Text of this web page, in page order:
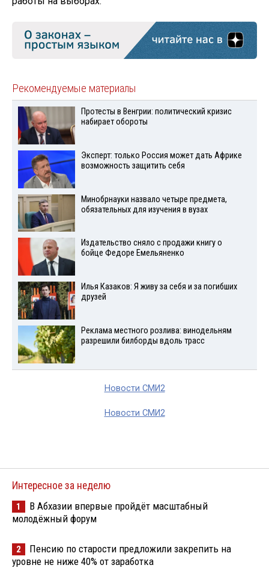
Рекомендуемые материалы
Протесты в Венгрии: политический кризис
набирает обороты
Эксперт: только Россия может дать Африке
возможность защитить себя
Минобрнауки назвало четыре предмета,
обязательных для изучения в вузах
Издательство сняло с продажи книгу о
бойце Федоре Емельяненко
Илья Казаков: Я живу за себя и за погибших
друзей
Реклама местного розлива: винодельням
разрешили билборды вдоль трасс
Новости СМИ2
Новости СМИ2
Интересное за неделю
1
В Абхазии впервые пройдёт масштабный
молодёжный форум
2
Пенсию по старости предложили закрепить на
уровне не ниже 40% от заработка